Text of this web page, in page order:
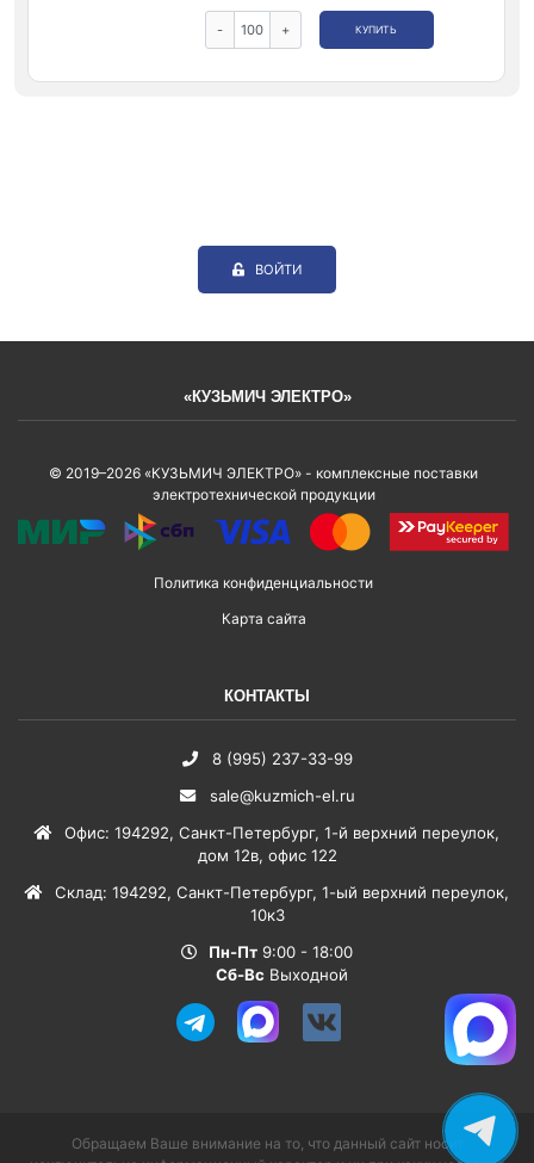
- + КУПИТЬ
ВОЙТИ
«КУЗЬМИЧ ЭЛЕКТРО»
© 2019–2026 «КУЗЬМИЧ ЭЛЕКТРО» - комплексные поставки
электротехнической продукции
Политика конфиденциальности
Карта сайта
КОНТАКТЫ
8 (995) 237-33-99
sale@kuzmich-el.ru
Офис: 194292, Санкт-Петербург, 1-й верхний переулок,
дом 12в, офис 122
Склад: 194292, Санкт-Петербург, 1-ый верхний переулок,
10к3
Пн-Пт 9:00 - 18:00
Сб-Вс Выходной
Обращаем Ваше внимание на то, что данный сайт носит